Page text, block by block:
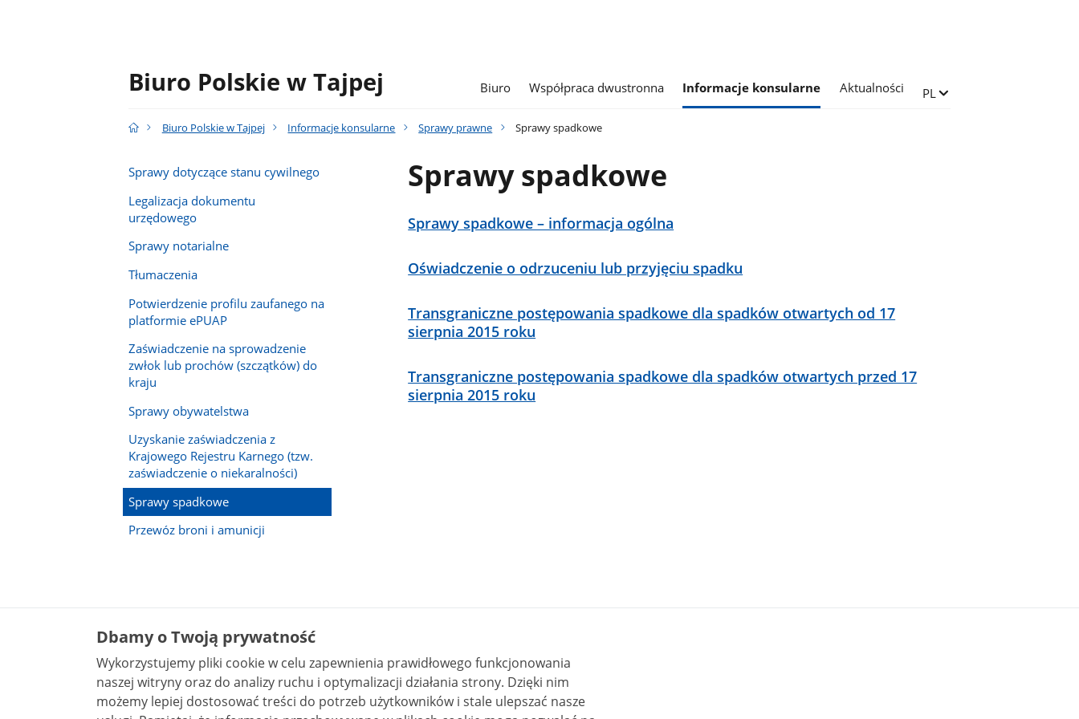
Biuro Polskie w Tajpej Biuro Współpraca dwustronna Informacje konsularne Aktualności Zmień język
PL
Biuro Polskie w Tajpej Informacje konsularne Sprawy prawne Sprawy spadkowe
Sprawy dotyczące stanu cywilnego
Legalizacja dokumentu
urzędowego
Sprawy notarialne
Tłumaczenia
Potwierdzenie profilu zaufanego na
platformie ePUAP
Zaświadczenie na sprowadzenie
zwłok lub prochów (szczątków) do
kraju
Sprawy obywatelstwa
Uzyskanie zaświadczenia z
Krajowego Rejestru Karnego (tzw.
zaświadczenie o niekaralności)
Sprawy spadkowe
Przewóz broni i amunicji
Sprawy spadkowe
Sprawy spadkowe – informacja ogólna
Oświadczenie o odrzuceniu lub przyjęciu spadku
Transgraniczne postępowania spadkowe dla spadków otwartych od 17
sierpnia 2015 roku
Transgraniczne postępowania spadkowe dla spadków otwartych przed 17
sierpnia 2015 roku
Dbamy o Twoją prywatność
Wykorzystujemy pliki cookie w celu zapewnienia prawidłowego funkcjonowania
naszej witryny oraz do analizy ruchu i optymalizacji działania strony. Dzięki nim
możemy lepiej dostosować treści do potrzeb użytkowników i stale ulepszać nasze